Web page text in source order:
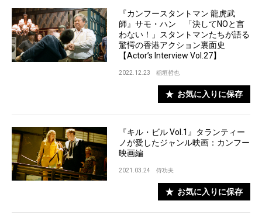
『カンフースタントマン 龍虎武
師』サモ・ハン 「決してNOと言
わない！」スタントマンたちが語る
驚愕の香港アクション裏面史
【Actor’s Interview Vol.27】
2022.12.23 稲垣哲也
お気に入りに保存
『キル・ビル Vol.1』タランティー
ノが愛したジャンル映画：カンフー
映画編
2021.03.24 侍功夫
お気に入りに保存